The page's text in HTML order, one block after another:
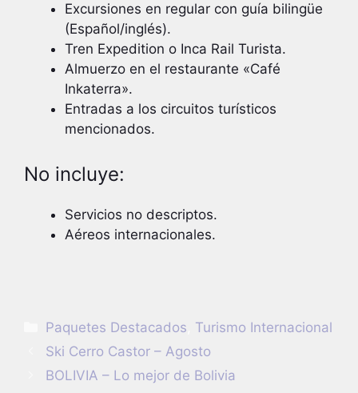
Excursiones en regular con guía bilingüe
(Español/inglés).
Tren Expedition o Inca Rail Turista.
Almuerzo en el restaurante «Café
Inkaterra».
Entradas a los circuitos turísticos
mencionados.
No incluye:
Servicios no descriptos.
Aéreos internacionales.
Categorías
Paquetes Destacados Turismo Internacional
Ski Cerro Castor – Agosto
BOLIVIA – Lo mejor de Bolivia